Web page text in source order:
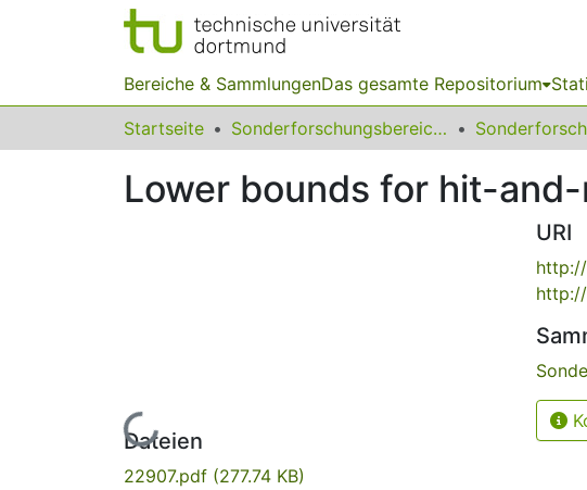
Bereiche & SammlungenDas gesamte Repositorium
Startseite Sonderforschungsbereiche
Lower bounds for hit-
Lade...
Dateien
22907.pdf (277.74 KB)
URI